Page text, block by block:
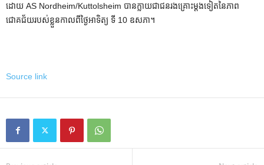
ដោយ AS Nordheim/Kuttolsheim បានក្លាយជាជនរងគ្រោះម្តងទៀតនៃភាព
ជោគជ័យរបស់ខ្លួនកាលពីថ្ងៃអាទិត្យ ទី 10 ឧសភា។
Source link